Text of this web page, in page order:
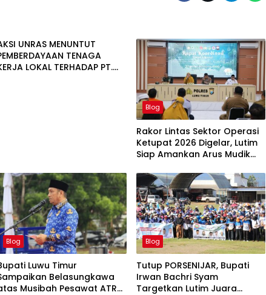
UNRAS MENUNTUT
TENAGA
LOKAL TERHADAP PT.
Blog
Rakor Lintas Sektor Operasi
Ketupat 2026 Digelar, Lutim
Siap Amankan Arus Mudik
Blog
Luwu Timur
Belasungkawa
Musibah Pesawat ATR
Blog
Tutup PORSENIJAR, Bupati
Irwan Bachri Syam
Targetkan Lutim Juara